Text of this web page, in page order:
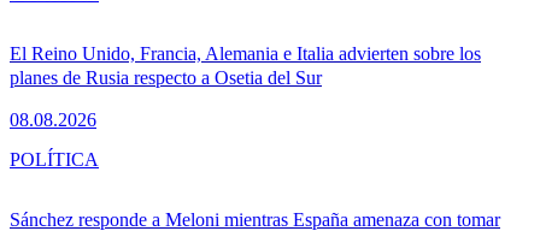
El Reino Unido, Francia, Alemania e Italia advierten sobre los
planes de Rusia respecto a Osetia del Sur
08.08.2026
Sánchez responde a Meloni mientras España amenaza con tomar
POLÍTICA